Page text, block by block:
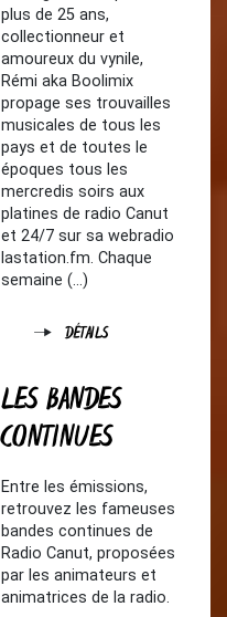
plus de 25 ans,
collectionneur et
amoureux du vynile,
Rémi aka Boolimix
propage ses trouvailles
musicales de tous les
pays et de toutes le
époques tous les
mercredis soirs aux
platines de radio Canut
et 24/7 sur sa webradio
lastation.fm. Chaque
semaine (…)
DÉTAILS
LES BANDES
CONTINUES
Entre les émissions,
retrouvez les fameuses
bandes continues de
Radio Canut, proposées
par les animateurs et
animatrices de la radio.